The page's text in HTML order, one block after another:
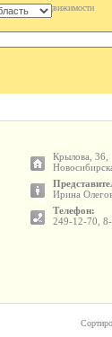
недвижимости
Крылова, 36,
Ирина
Телефон:
249-12-70,